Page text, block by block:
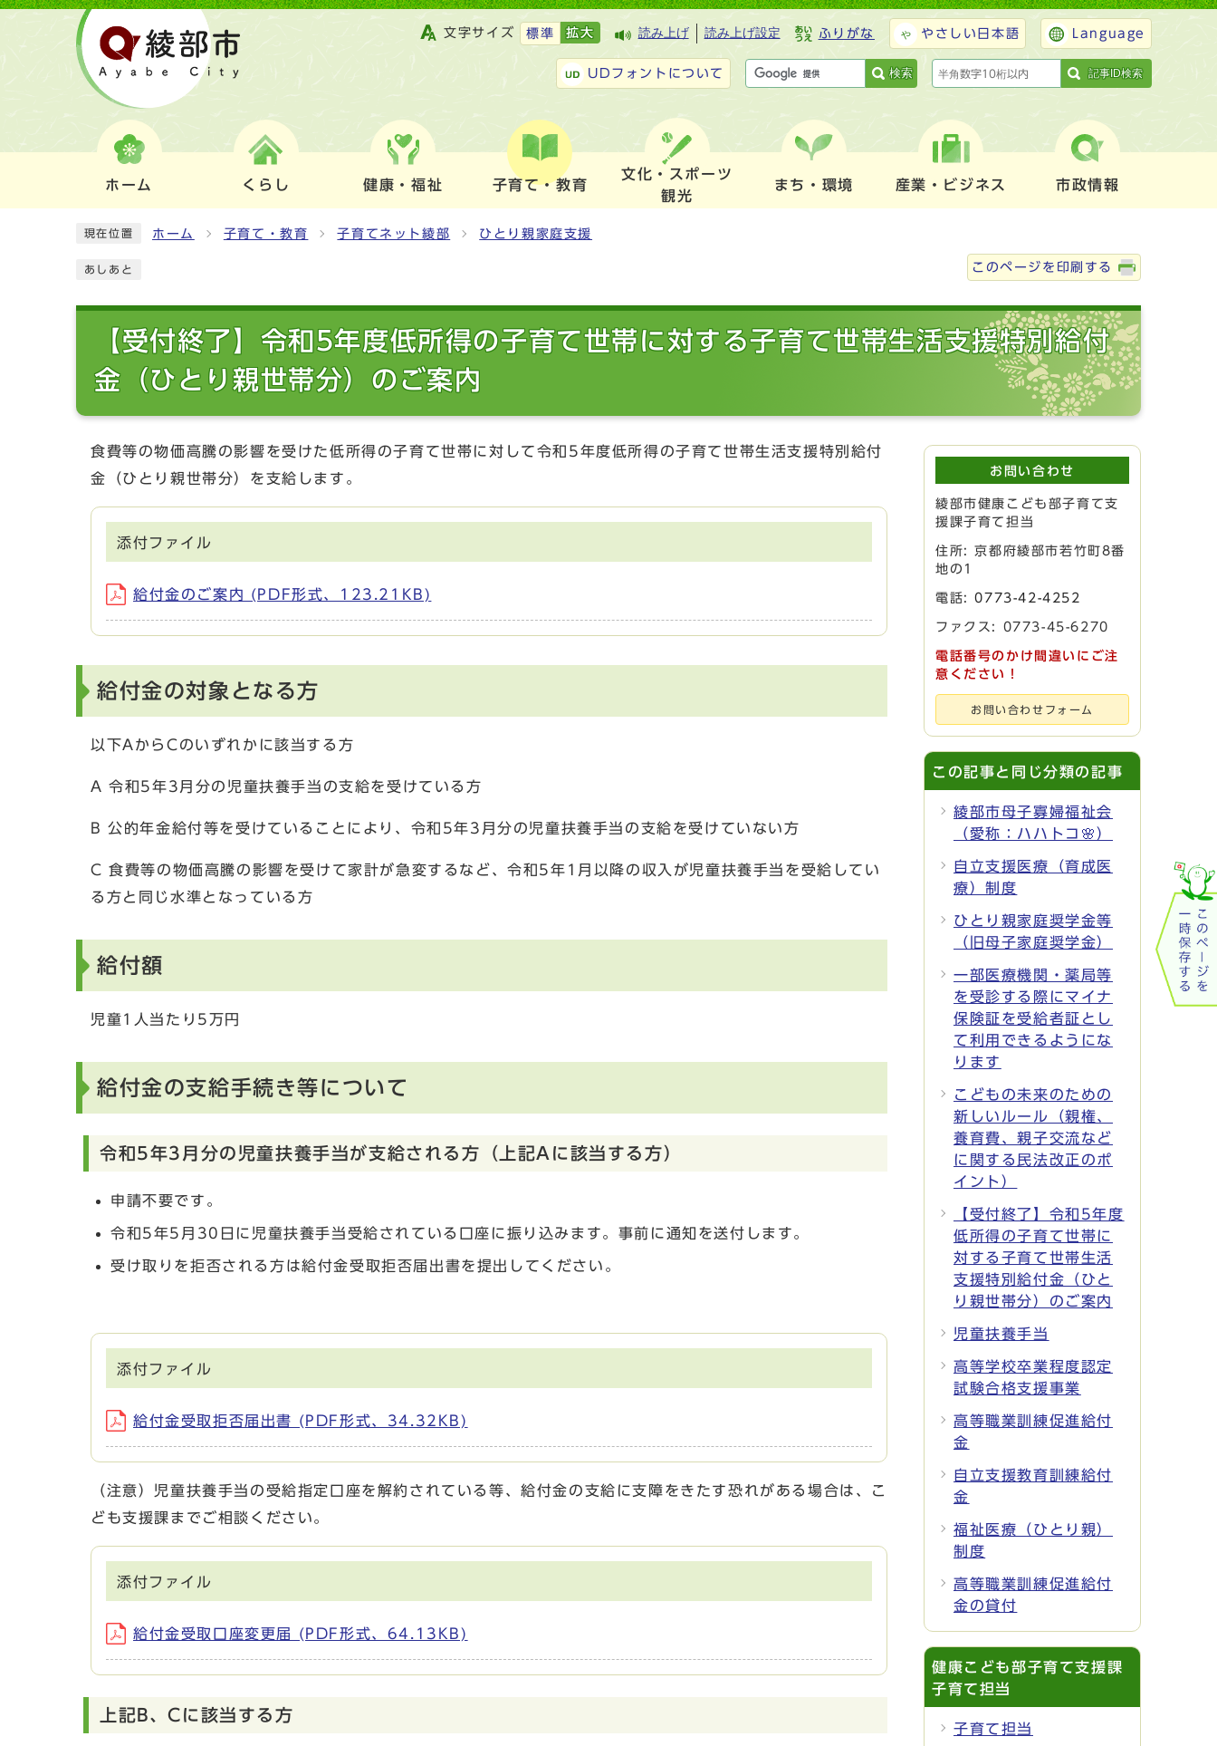
文字サイズ 標準 拡大 読み上げ 読み上げ設定 ふりがな やさしい日本語 Language
UDフォントについて 検索 記事ID検索
ホーム くらし 健康・福祉 子育て・教育
文化・スポーツ
観光
まち・環境 産業・ビジネス 市政情報
現在位置 ホーム 子育て・教育 子育てネット綾部 ひとり親家庭支援
あしあと このページを印刷する
【受付終了】令和5年度低所得の子育て世帯に対する子育て世帯生活支援特別給付
金（ひとり親世帯分）のご案内
食費等の物価高騰の影響を受けた低所得の子育て世帯に対して令和5年度低所得の子育て世帯生活支援特別給付
金（ひとり親世帯分）を支給します。
添付ファイル
給付金のご案内 (PDF形式、123.21KB)
給付金の対象となる方
以下AからCのいずれかに該当する方
A 令和5年3月分の児童扶養手当の支給を受けている方
B 公的年金給付等を受けていることにより、令和5年3月分の児童扶養手当の支給を受けていない方
C 食費等の物価高騰の影響を受けて家計が急変するなど、令和5年1月以降の収入が児童扶養手当を受給してい
る方と同じ水準となっている方
給付額
児童1人当たり5万円
給付金の支給手続き等について
令和5年3月分の児童扶養手当が支給される方（上記Aに該当する方）
申請不要です。
令和5年5月30日に児童扶養手当受給されている口座に振り込みます。事前に通知を送付します。
受け取りを拒否される方は給付金受取拒否届出書を提出してください。
添付ファイル
給付金受取拒否届出書 (PDF形式、34.32KB)
（注意）児童扶養手当の受給指定口座を解約されている等、給付金の支給に支障をきたす恐れがある場合は、こ
ども支援課までご相談ください。
添付ファイル
給付金受取口座変更届 (PDF形式、64.13KB)
上記B、Cに該当する方
お問い合わせ
綾部市健康こども部子育て支
援課子育て担当
住所: 京都府綾部市若竹町8番
地の1
電話:0773-42-4252
ファクス: 0773-45-6270
電話番号のかけ間違いにご注
意ください！
お問い合わせフォーム
この記事と同じ分類の記事
綾部市母子寡婦福祉会
（愛称：ハハトコ🌸）
自立支援医療（育成医
療）制度
ひとり親家庭奨学金等
（旧母子家庭奨学金）
一部医療機関・薬局等
を受診する際にマイナ
保険証を受給者証とし
て利用できるようにな
ります
こどもの未来のための
新しいルール（親権、
養育費、親子交流など
に関する民法改正のポ
イント）
【受付終了】令和5年度
低所得の子育て世帯に
対する子育て世帯生活
支援特別給付金（ひと
り親世帯分）のご案内
児童扶養手当
高等学校卒業程度認定
試験合格支援事業
高等職業訓練促進給付
金
自立支援教育訓練給付
金
福祉医療（ひとり親）
制度
高等職業訓練促進給付
金の貸付
健康こども部子育て支援課
子育て担当
子育て担当